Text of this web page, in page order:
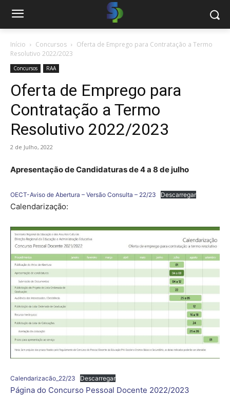
Início Concursos
Oferta de Emprego para Contratação a Termo
Resolutivo 2022/2023
Concursos RAA
Oferta de Emprego para
Contratação a Termo
Resolutivo 2022/2023
2 de Julho, 2022
Apresentação de Candidaturas de 4 a 8 de julho
OECT-Aviso de Abertura – Versão Consulta – 22/23 Descarregar
Calendarização:
Calendarizacão_22/23 Descarregar
Página do Concurso Pessoal Docente 2022/2023